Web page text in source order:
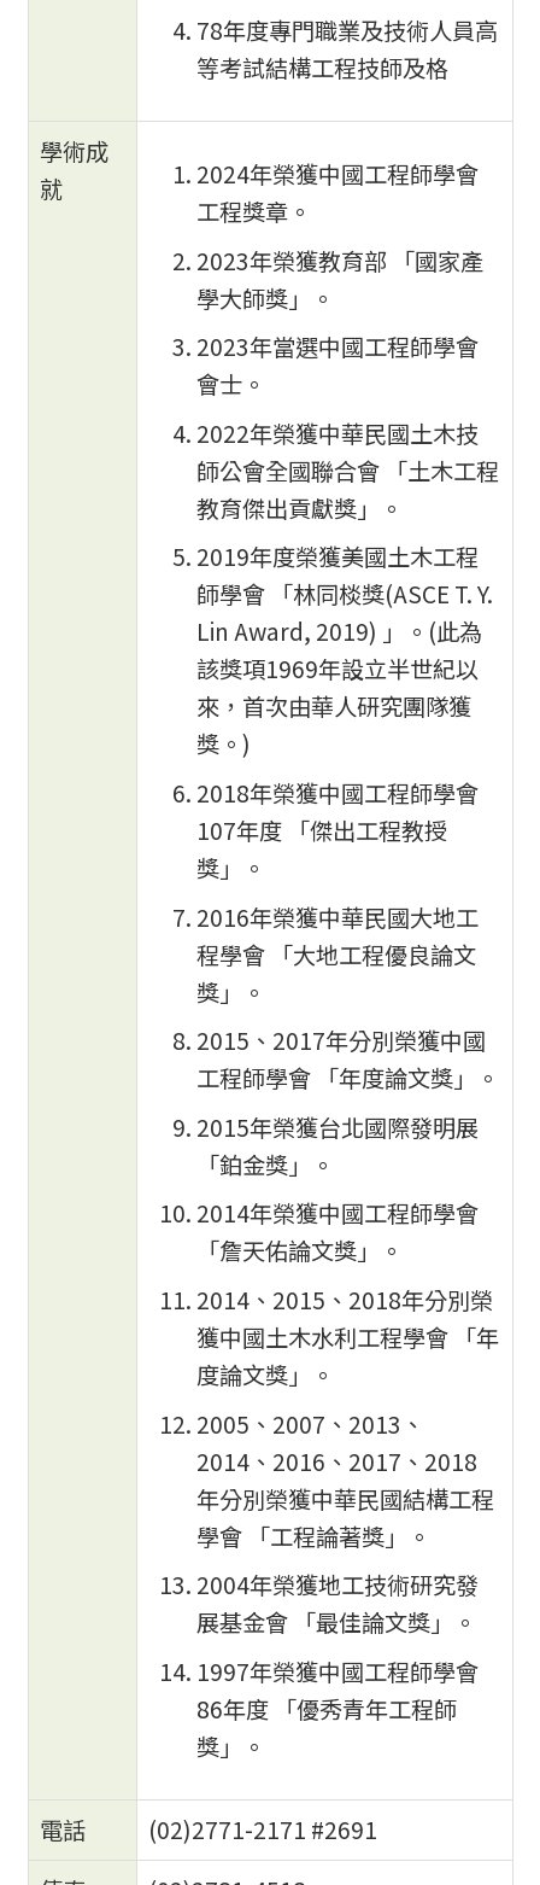
78年度專門職業及技術人員高
等考試結構工程技師及格
學術成
就
2024年榮獲中國工程師學會
工程獎章。
2023年榮獲教育部 「國家產
學大師獎」。
2023年當選中國工程師學會
會士。
2022年榮獲中華民國土木技
師公會全國聯合會 「土木工程
教育傑出貢獻獎」。
2019年度榮獲美國土木工程
師學會 「林同棪獎(ASCE T. Y.
Lin Award, 2019) 」。(此為
該獎項1969年設立半世紀以
來，首次由華人研究團隊獲
獎。)
2018年榮獲中國工程師學會
107年度 「傑出工程教授
獎」。
2016年榮獲中華民國大地工
程學會 「大地工程優良論文
獎」。
2015、2017年分別榮獲中國
工程師學會 「年度論文獎」。
2015年榮獲台北國際發明展
「鉑金獎」。
2014年榮獲中國工程師學會
「詹天佑論文獎」。
2014、2015、2018年分別榮
獲中國土木水利工程學會 「年
度論文獎」。
2005、2007、2013、
2014、2016、2017、2018
年分別榮獲中華民國結構工程
學會 「工程論著獎」。
2004年榮獲地工技術研究發
展基金會 「最佳論文獎」。
1997年榮獲中國工程師學會
86年度 「優秀青年工程師
獎」。
電話
(02)2771-2171 #2691